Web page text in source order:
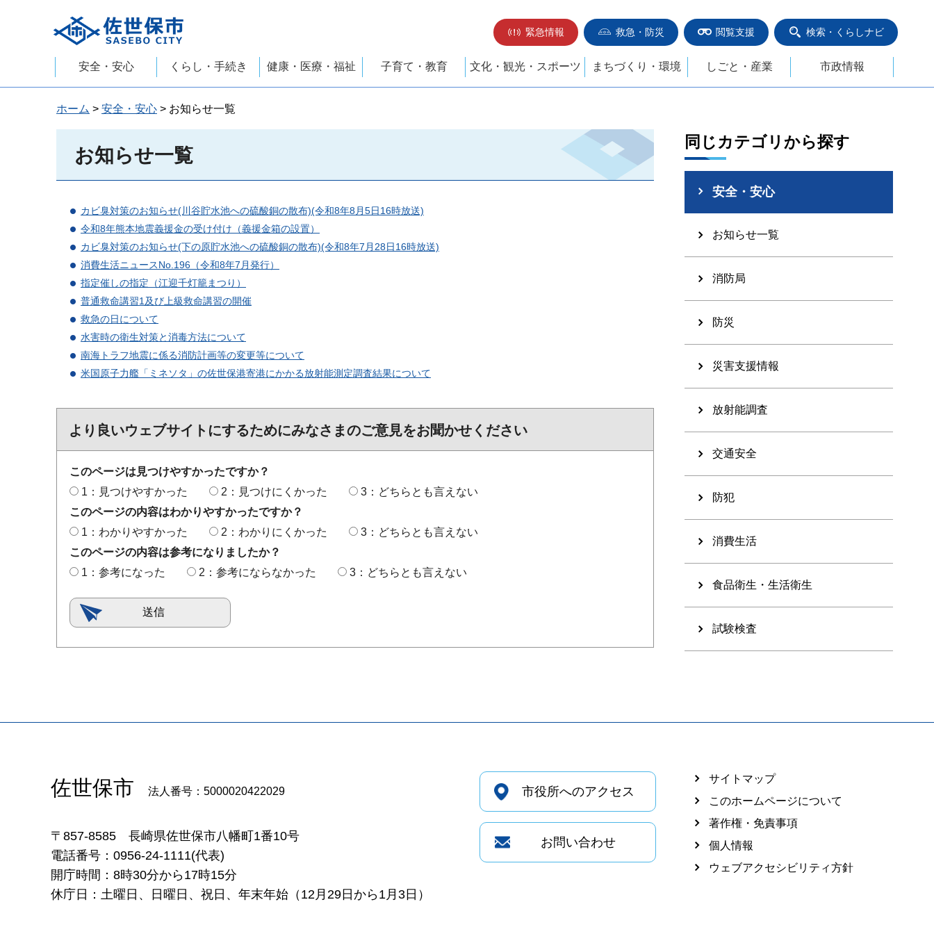
佐世保市
緊急情報
救急・防災 閲覧支援 検索・くらしナビ
安全・安心 くらし・手続き 健康・医療・福祉 子育て・教育 文化・観光・スポーツ まちづくり・環境 しごと・産業 市政情報
ホーム > 安全・安心 > お知らせ一覧
お知らせ一覧
カビ臭対策のお知らせ(川谷貯水池への硫酸銅の散布)(令和8年8月5日16時放送)
令和8年熊本地震義援金の受け付け（義援金箱の設置）
カビ臭対策のお知らせ(下の原貯水池への硫酸銅の散布)(令和8年7月28日16時放送)
消費生活ニュースNo.196（令和8年7月発行）
指定催しの指定（江迎千灯籠まつり）
普通救命講習1及び上級救命講習の開催
救急の日について
水害時の衛生対策と消毒方法について
南海トラフ地震に係る消防計画等の変更等について
米国原子力艦「ミネソタ」の佐世保港寄港にかかる放射能測定調査結果について
より良いウェブサイトにするためにみなさまのご意見をお聞かせください
このページは見つけやすかったですか？
1：見つけやすかった
2：見つけにくかった
3：どちらとも言えない
このページの内容はわかりやすかったですか？
1：わかりやすかった
2：わかりにくかった
3：どちらとも言えない
このページの内容は参考になりましたか？
1：参考になった
2：参考にならなかった 3：どちらとも言えない
同じカテゴリから探す
安全・安心
お知らせ一覧
消防局
防災
災害支援情報
放射能調査
交通安全
防犯
消費生活
食品衛生・生活衛生
試験検査
佐世保市 法人番号：5000020422029
〒857-8585 長崎県佐世保市八幡町1番10号
電話番号：0956-24-1111(代表)
開庁時間：8時30分から17時15分
休庁日：土曜日、日曜日、祝日、年末年始（12月29日から1月3日）
市役所へのアクセス
お問い合わせ
サイトマップ
このホームページについて
著作権・免責事項
個人情報
ウェブアクセシビリティ方針